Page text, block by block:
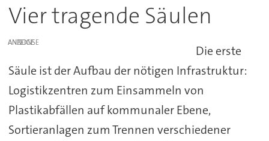
Vier tragende Säulen
ANZEIGE
Die erste
Säule ist der Aufbau der nötigen Infrastruktur:
Logistikzentren zum Einsammeln von
Plastikabfällen auf kommunaler Ebene,
Sortieranlagen zum Trennen verschiedener